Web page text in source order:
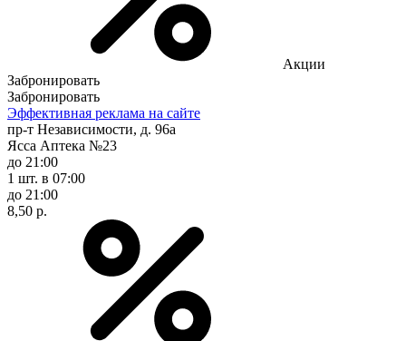
Акции
Забронировать
Забронировать
Эффективная реклама на сайте
пр-т Независимости, д. 96а
Ясса Аптека №23
до 21:00
1 шт. в 07:00
до 21:00
8,50 р.